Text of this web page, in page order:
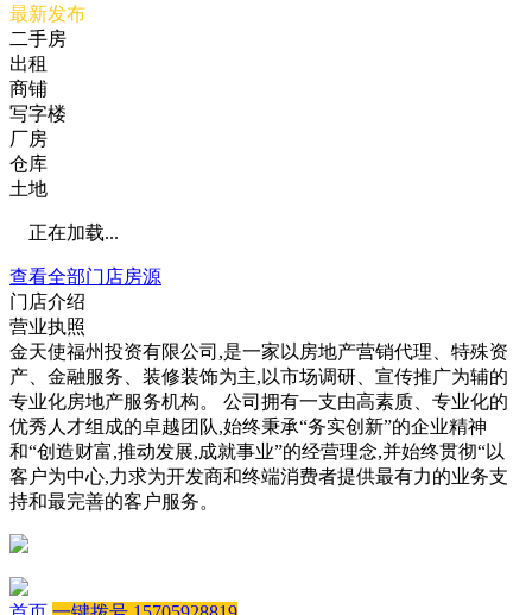
最新发布
二手房
出租
商铺
写字楼
厂房
仓库
土地
正在加载...
查看全部门店房源
门店介绍
营业执照
金天使福州投资有限公司,是一家以房地产营销代理、特殊资
产、金融服务、装修装饰为主,以市场调研、宣传推广为辅的
专业化房地产服务机构。 公司拥有一支由高素质、专业化的
优秀人才组成的卓越团队,始终秉承“务实创新”的企业精神
和“创造财富,推动发展,成就事业”的经营理念,并始终贯彻“以
客户为中心,力求为开发商和终端消费者提供最有力的业务支
持和最完善的客户服务。